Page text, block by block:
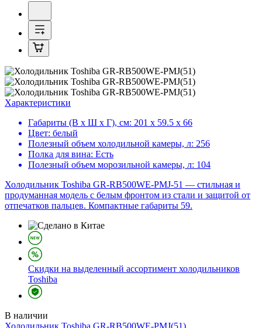
Характеристики
Габариты (В х Ш х Г), см: 201 х 59.5 х 66
Цвет: белый
Полезный объем холодильной камеры, л: 256
Полка для вина: Есть
Полезный объем морозильной камеры, л: 104
Холодильник Toshiba GR-RB500WE-PMJ-51 — стильная и
продуманная модель с белым фронтом из стали и защитой от
отпечатков пальцев. Компактные габариты 59.
Скидки на выделенный ассортимент холодильников
Toshiba
В наличии
Холодильник Toshiba GR-RB500WE-PMJ(51)